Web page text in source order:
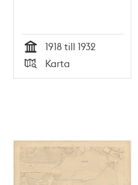
Tid
1918 till 1932
Typ
Karta